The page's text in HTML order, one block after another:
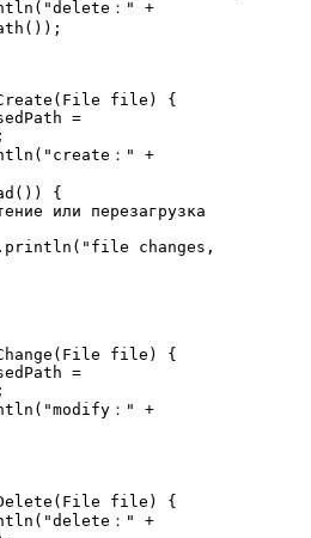
file) {
{
file) {
file) {